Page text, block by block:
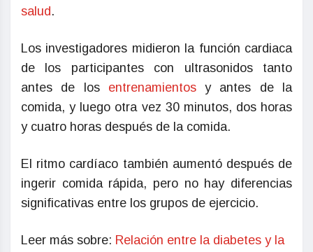
salud .
Los investigadores midieron la función cardiaca
de los participantes con ultrasonidos tanto
antes de los entrenamientosy antes de la
comida, y luego otra vez 30 minutos, dos horas
y cuatro horas después de la comida.
El ritmo cardíaco también aumentó después de
ingerir comida rápida, pero no hay diferencias
significativas entre los grupos de ejercicio.
Leer más sobre: Relación entre la diabetes y la